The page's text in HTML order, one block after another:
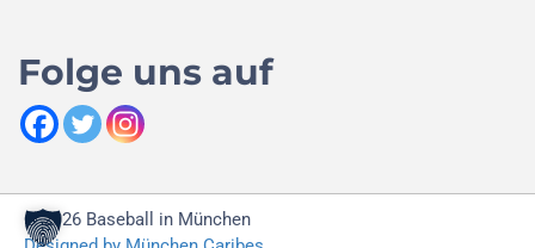
Folge uns auf
© 2026 Baseball in München